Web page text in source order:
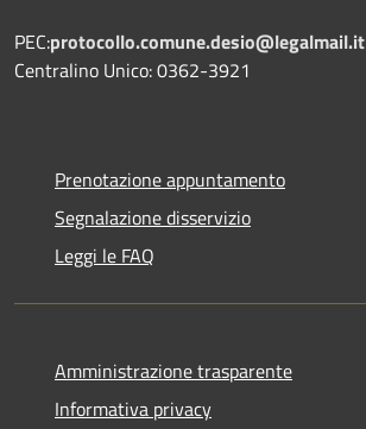
PEC:protocollo.comune.desio@legalmail.it
Centralino Unico: 0362-3921
Prenotazione appuntamento
Segnalazione disservizio
Leggi le FAQ
Amministrazione trasparente
Informativa privacy